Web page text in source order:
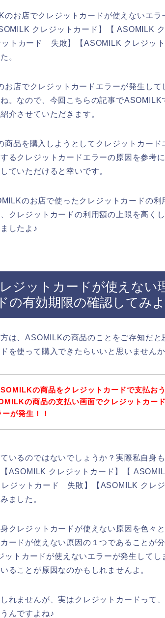
のお店でクレジットカードが使えないエラ
クレジットカード】【 ASOMILK
ットカード 失敗】【ASOMILK クレジッ
。
お店でクレジットカードエラーが発生して
。なので、今回こちらの記事でASOMILK
介させていただきます。
商品を購入しようとしてクレジットカード
るクレジットカードエラーの原因を参考
ていただけると幸いです。
のお店で使ったクレジットカードの利
クレジットカードの利用額の上限を高く
したよ♪
ジットカードが使えない
の有効期限の確認してみよ
は、ASOMILKの商品のことをご存知だ
を使って購入できたらいいと思いませんか
の商品をクレジットカードで支払お
の商品の支払い画面でクレジットカー
が発生！！
いるのではないでしょうか？実際私自身
ASOMILK クレジットカード】【
レジットカード 失敗】【ASOMILK クレ
ました。
クレジットカードが使えない原因を色々
ードが使えない原因の１つであることが
ットカードが使えないエラーが発生してし
ることが原因なのかもしれませんよ。
れませんが、実はクレジットカードって
んですよね♪